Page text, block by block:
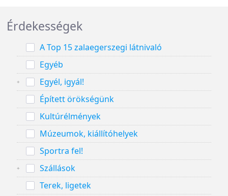
Érdekességek
A Top 15 zalaegerszegi látnivaló
Egyéb
Egyél, igyál!
Épített örökségünk
Kultúrélmények
Múzeumok, kiállítóhelyek
Sportra fel!
Szállások
Terek, ligetek